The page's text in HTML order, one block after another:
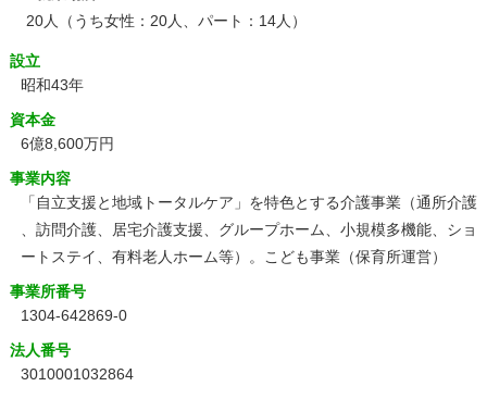
20人（うち女性：20人、パート：14人）
設立
昭和43年
資本金
6億8,600万円
事業内容
「自立支援と地域トータルケア」を特色とする介護事業（通所介護
、訪問介護、居宅介護支援、グループホーム、小規模多機能、ショ
ートステイ、有料老人ホーム等）。こども事業（保育所運営）
事業所番号
1304-642869-0
法人番号
3010001032864